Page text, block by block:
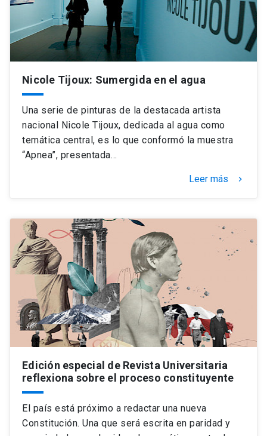
Nicole Tijoux: Sumergida en el agua
Una serie de pinturas de la destacada artista
nacional Nicole Tijoux, dedicada al agua como
temática central, es lo que conformó la muestra
“Apnea”, presentada…
Leer más keyboard_arrow_right
Edición especial de Revista Universitaria
reflexiona sobre el proceso constituyente
El país está próximo a redactar una nueva
Constitución. Una que será escrita en paridad y